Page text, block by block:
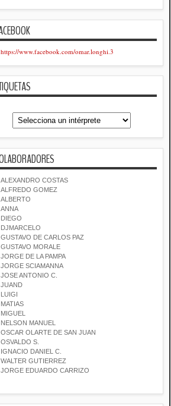
https://www.facebook.com/omar.longhi.3
ALEXANDRO COSTAS
ALFREDO GOMEZ
ALBERTO
ANNA
DIEGO
DJMARCELO
GUSTAVO DE CARLOS PAZ
GUSTAVO MORALE
JORGE DE LA PAMPA
JORGE SCIAMANNA
JOSE ANTONIO C.
JUAND
LUIGI
MATIAS
MIGUEL
NELSON MANUEL
OSCAR OLARTE DE SAN JUAN
OSVALDO S.
IGNACIO DANIEL C.
WALTER GUTIERREZ
JORGE EDUARDO CARRIZO